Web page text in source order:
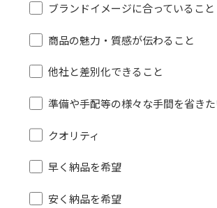
ブランドイメージに合っていること
商品の魅力・質感が伝わること
他社と差別化できること
準備や手配等の様々な手間を省き
クオリティ
早く納品を希望
安く納品を希望